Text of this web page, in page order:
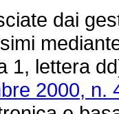
dai
1, lettera
2000, n.